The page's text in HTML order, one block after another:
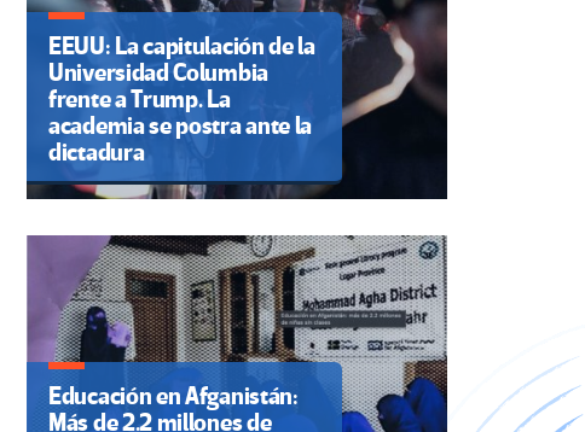
EEUU: La capitulación de la
Universidad Columbia
frente a Trump. La
academia se postra ante la
dictadura
Educación en Afganistán:
Más de 2.2 millones de